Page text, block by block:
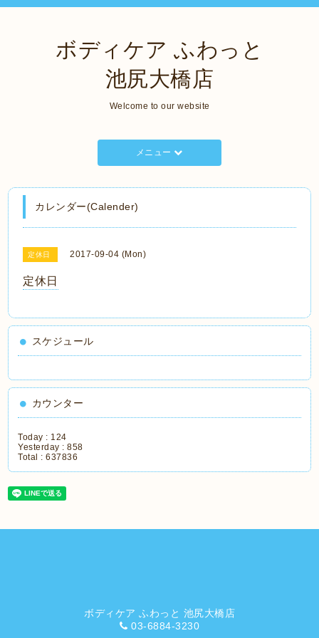
ボディケア ふわっと
池尻大橋店
Welcome to our website
メニュー
カレンダー(Calender)
定休日 2017-09-04 (Mon)
定休日
スケジュール
カウンター
Today : 124
Yesterday :858
Total :637836
ボディケア ふわっと 池尻大橋店
03-6884-3230